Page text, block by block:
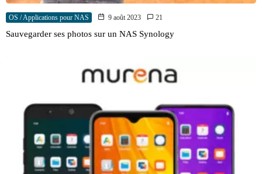
OS / Applications pour NAS 9 août 2023 21
Sauvegarder ses photos sur un NAS Synology